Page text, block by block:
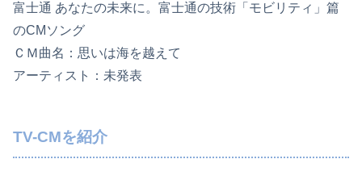
富士通 あなたの未来に。富士通の技術「モビリティ」篇
のCMソング
ＣＭ曲名：思いは海を越えて
アーティスト：未発表
TV-CMを紹介